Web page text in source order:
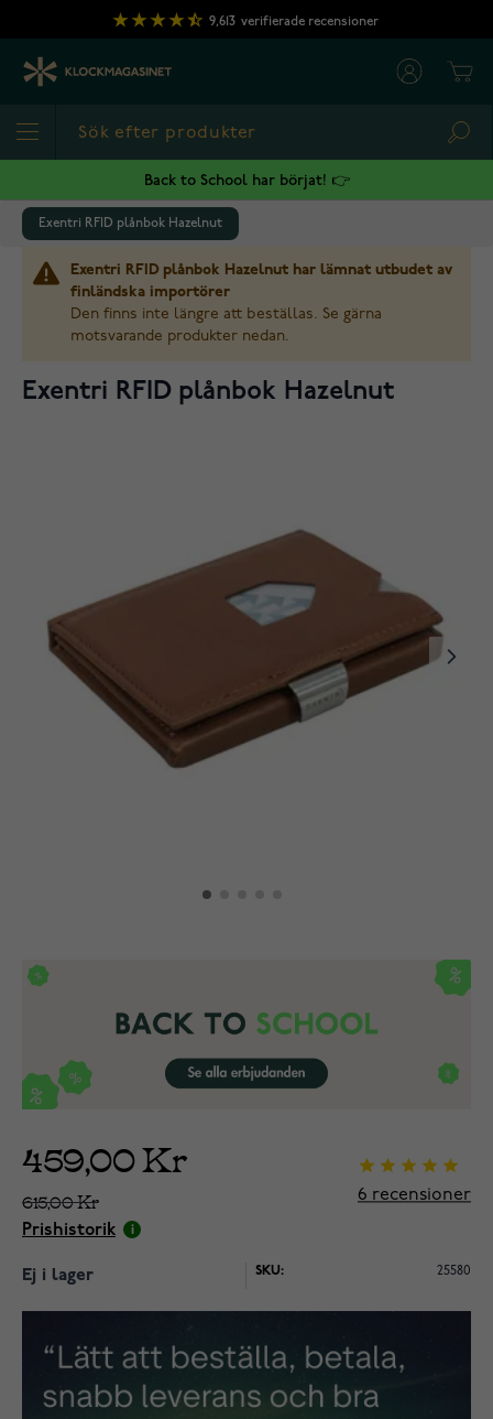
Hoppa till innehållet
9,613 verifierade recensioner
Back to School har börjat! 👉
Exentri RFID plånbok Hazelnut
Exentri RFID plånbok Hazelnut har lämnat utbudet av
finländska importörer
Den finns inte längre att beställas. Se gärna
motsvarande produkter nedan.
Exentri RFID plånbok Hazelnut
459,00 Kr
615,00 Kr
Prishistorik
6 recensioner
Ej i lager SKU: 25580